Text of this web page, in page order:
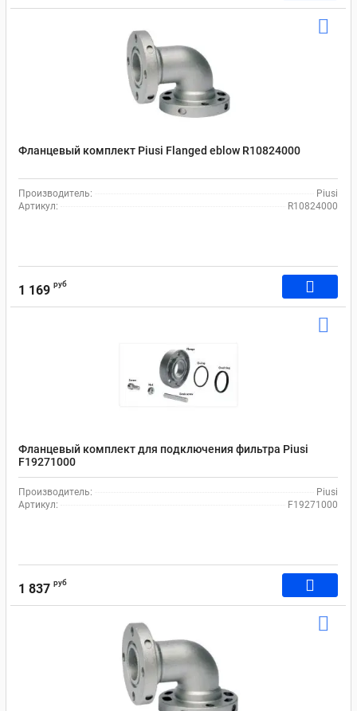
Фланцевый комплект Рiusi Flanged eblow R10824000
Производитель:
Piusi
Артикул:
R10824000
1 169 руб
Фланцевый комплект для подключения фильтра Рiusi
F19271000
Производитель:
Piusi
Артикул:
F19271000
1 837 руб